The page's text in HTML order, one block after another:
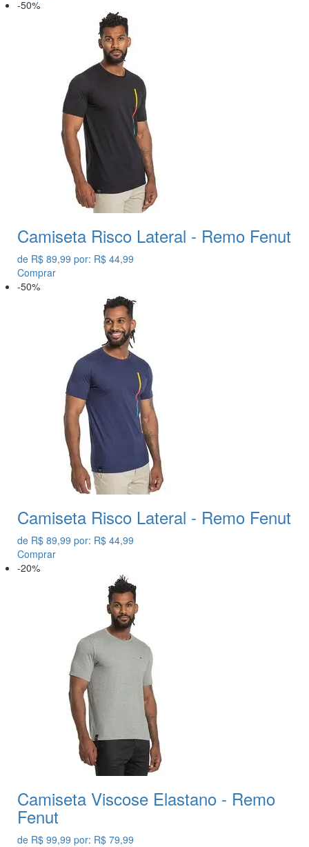
-50%
Camiseta Risco Lateral - Remo Fenut
de R$ 89,99 por: R$ 44,99
Comprar
-50%
Camiseta Risco Lateral - Remo Fenut
de R$ 89,99 por: R$ 44,99
Comprar
-20%
Camiseta Viscose Elastano - Remo
Fenut
de R$ 99,99 por: R$ 79,99